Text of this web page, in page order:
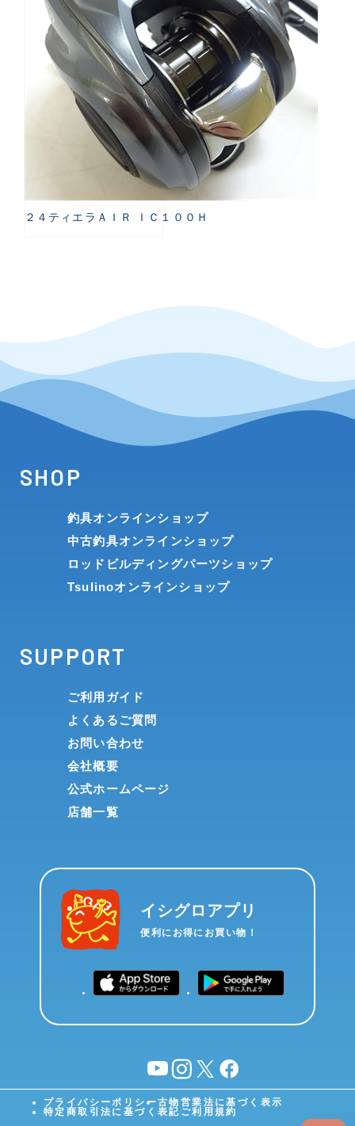
２４ティエラＡＩＲ ＩＣ１００Ｈ
SHOP
釣具オンラインショップ
中古釣具オンラインショップ
ロッドビルディングパーツショップ
Tsulinoオンラインショップ
SUPPORT
ご利用ガイド
よくあるご質問
お問い合わせ
会社概要
公式ホームページ
店舗一覧
イシグロアプリ
便利にお得にお買い物！
YouTubeinstagram
X facebook
プライバシーポリシー古物営業法に基づく表示
特定商取引法に基づく表記 ご利用規約